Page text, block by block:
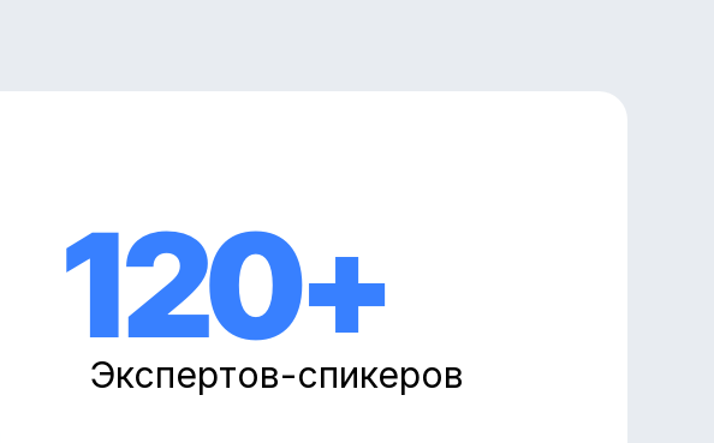
Заглянуть
120+
Экспертов-спикеров